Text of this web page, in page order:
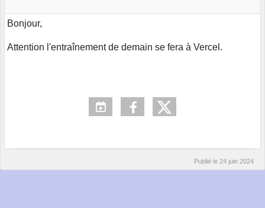
Bonjour,
Attention l'entraînement de demain se fera à Vercel.
Publié le 24 juin 2024